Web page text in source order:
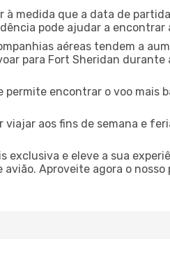
medida que a data de
pode ajudar a encontrar
aéreas tendem a
para Fort Sheridan durante
permite encontrar o voo mais
viajar aos fins de semana e
exclusiva e eleve a sua
Aproveite agora o